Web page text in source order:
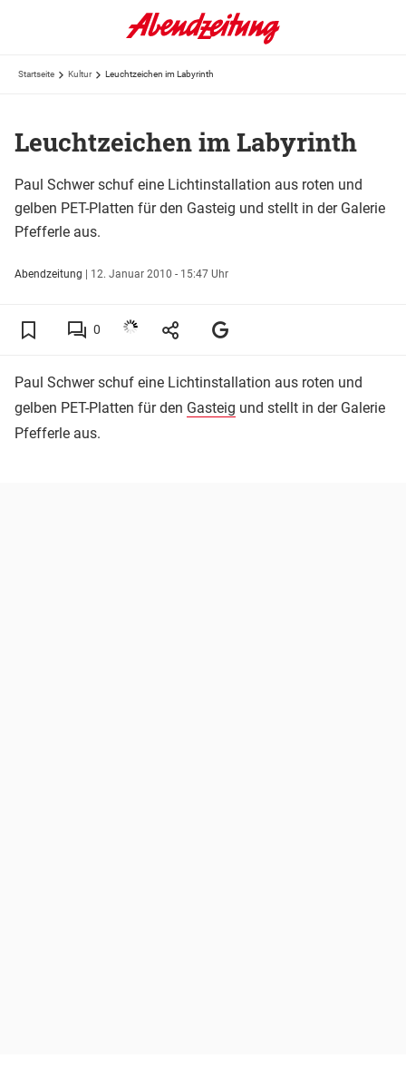
Startseite Kultur Leuchtzeichen im Labyrinth
Leuchtzeichen im Labyrinth
Paul Schwer schuf eine Lichtinstallation aus roten und
gelben PET-Platten für den Gasteig und stellt in der Galerie
Pfefferle aus.
Abendzeitung | 12. Januar 2010 - 15:47 Uhr
0
Paul Schwer schuf eine Lichtinstallation aus roten und
gelben PET-Platten für den Gasteig und stellt in der Galerie
Pfefferle aus.